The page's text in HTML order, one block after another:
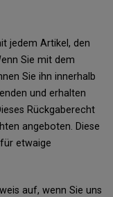
jedem Artikel, den
Sie mit dem
Sie ihn innerhalb
und erhalten
Rückgaberecht
angeboten. Diese
etwaige
auf, wenn Sie uns